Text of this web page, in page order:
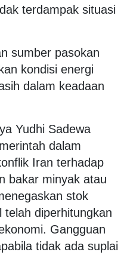
terdampak situasi
sumber pasokan
kondisi energi
dalam keadaan
Yudhi Sadewa
dalam
Iran terhadap
bakar minyak atau
stok
telah diperhitungkan
Gangguan
tidak ada suplai